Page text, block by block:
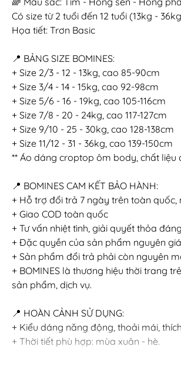
Có size từ 2 tuổi đến 12 tuổi (13kg -
Họa tiết: Trơn Basic
📍 BẢNG SIZE BOMINES:
+ Size 2/3 - 12 - 13kg, cao 85-90cm
+ Size 3/4 - 14 - 15kg, cao 92-98cm
+ Size 5/6 - 16 - 19kg, cao 105-116cm
+ Size 7/8 - 20 - 24kg, cao 117-127cm
+ Size 9/10 - 25 - 30kg, cao 128-138cm
+ Size 11/12 - 31 - 36kg, cao 139-150cm
** Áo dáng croptop ôm body, chất liệu
📍 BOMINES CAM KẾT BẢO HÀNH:
+ Hỗ trợ đổi trả 7 ngày trên toàn quốc,
+ Giao COD toàn quốc
+ Tư vấn nhiệt tình, giải quyết thỏa
+ Đặc quyền của sản phẩm nguyên
+ Sản phẩm đổi trả phải còn nguyên
+ BOMINES là thương hiệu thời trang
sản phẩm, dịch vụ.
📍 HOÀN CẢNH SỬ DỤNG:
+ Kiểu dáng năng động, thoải mái,
+ Thời tiết phù hợp: mùa xuân - hè.